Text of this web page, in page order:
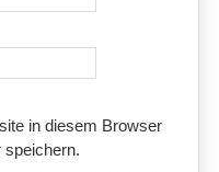
in diesem Browser
speichern.